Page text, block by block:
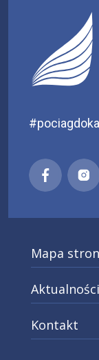
Mapa
Aktualności
Kontakt